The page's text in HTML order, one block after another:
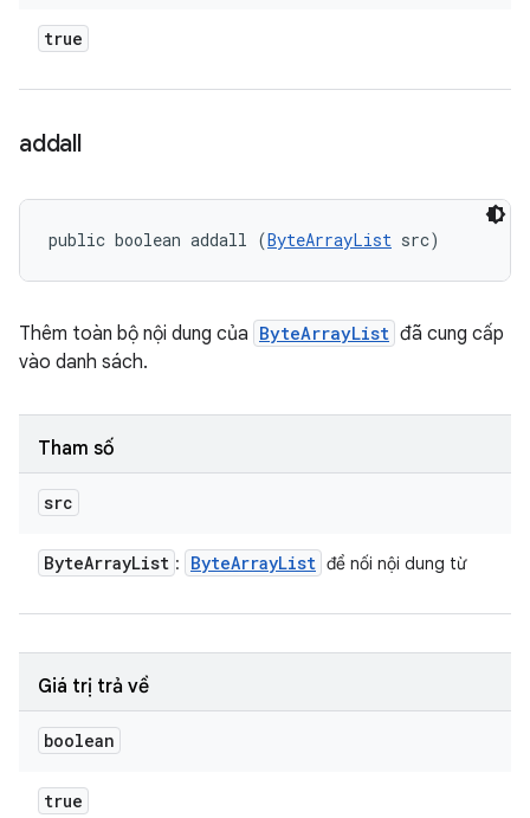
true
addall
public boolean addall (ByteArrayList src)
Thêm toàn bộ nội dung của ByteArrayList đã cung cấp
vào danh sách.
Tham số
src
ByteArrayList : ByteArrayList để nối nội dung từ
Giá trị trả về
boolean
true